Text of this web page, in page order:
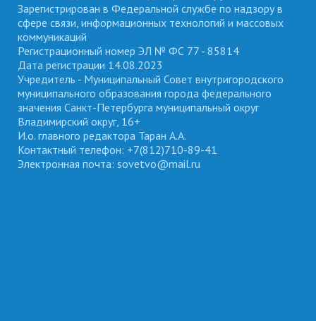
Зарегистрирован в Федеральной службе по надзору в
сфере связи, информационных технологий и массовых
коммуникаций
Регистрационный номер ЭЛ № ФС 77 - 85814
Дата регистрации 14.08.2023
Учредитель - Муниципальный Совет внутригородского
муниципального образования города федерального
значения Санкт-Петербурга муниципальный округ
Владимирский округ, 16+
И.о. главного редактора Таран А.А.
Контактный телефон: +7(812)710-89-41
Электронная почта: sovetvo@mail.ru